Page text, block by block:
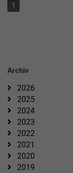
1
Archiv
2026
2025
2024
2023
2022
2021
2020
2019